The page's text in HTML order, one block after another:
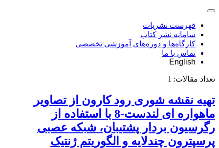
فهرست نشریات
سامانه نشر کتاب
کارگاه‌ها و دوره‌های آموزشی تخصصی
تماس با ما
English
تعداد مقالات: 1
تهیه نقشه شوری رود کارون از تصاویر
ماهواره ای لندست-8 با استفاده از
رگرسیون بردار پشتیبان، شبکه عصبی
پرسپترون چندلایه و الگوریتم ژنتیک